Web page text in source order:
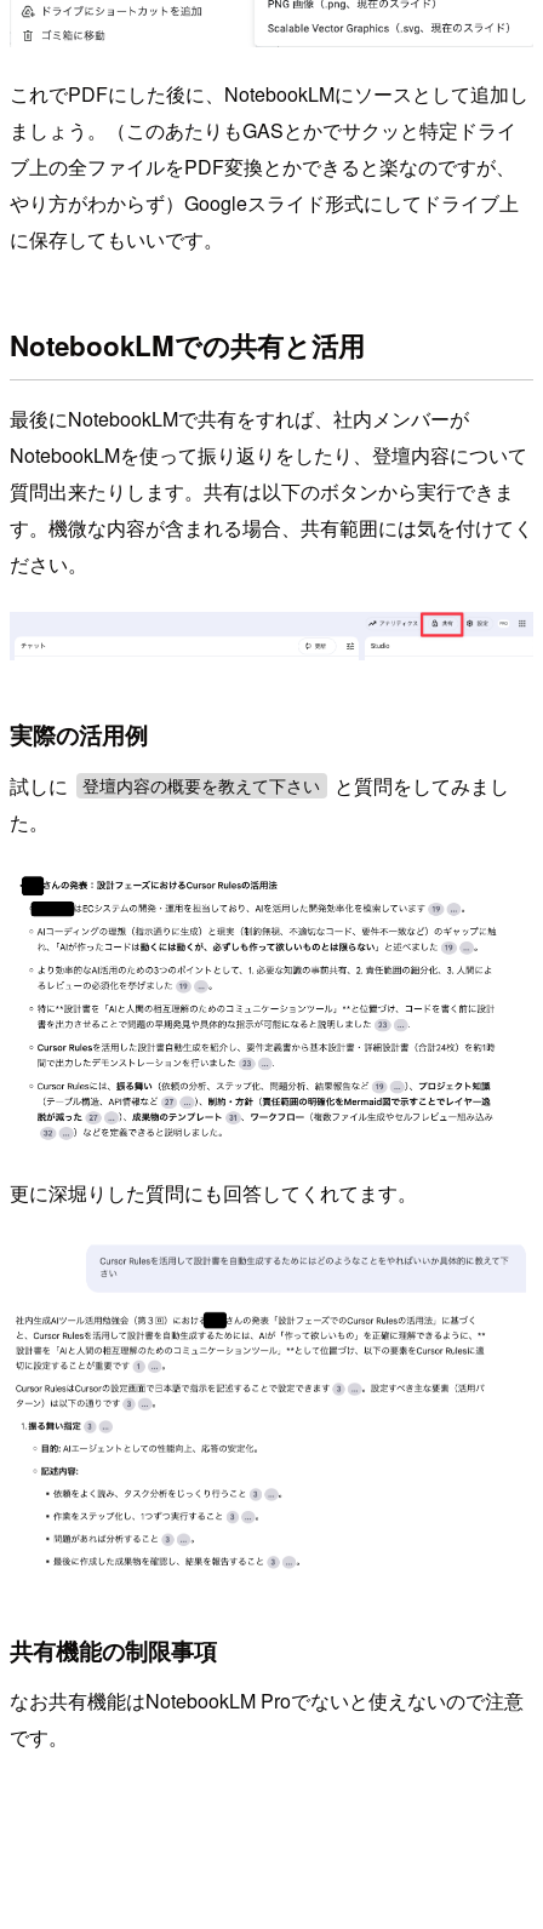
これでPDFにした後に、NotebookLMにソースとして追加し
ましょう。（このあたりもGASとかでサクッと特定ドライ
ブ上の全ファイルをPDF変換とかできると楽なのですが、
やり方がわからず）Googleスライド形式にしてドライブ上
に保存してもいいです。
NotebookLMでの共有と活用
最後にNotebookLMで共有をすれば、社内メンバーが
NotebookLMを使って振り返りをしたり、登壇内容について
質問出来たりします。共有は以下のボタンから実行できま
す。機微な内容が含まれる場合、共有範囲には気を付けてく
ださい。
実際の活用例
試しに 登壇内容の概要を教えて下さい
と質問をしてみまし
た。
更に深堀りした質問にも回答してくれてます。
共有機能の制限事項
なお共有機能はNotebookLM Proでないと使えないので注意
です。